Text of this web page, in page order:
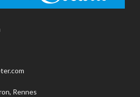
Rennes